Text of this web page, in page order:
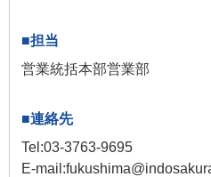
営業統括本部営業部
Tel:03-3763-9695
E-